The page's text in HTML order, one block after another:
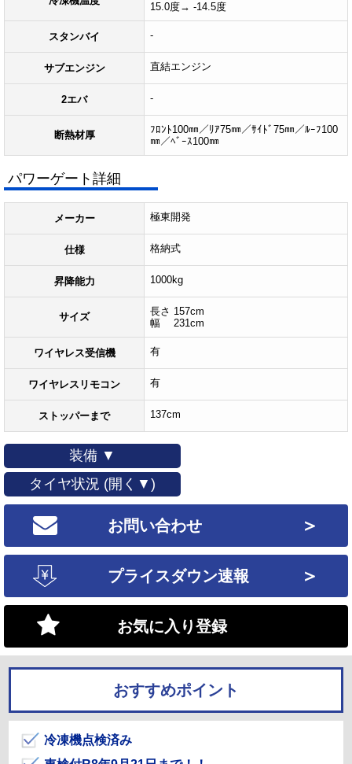
15.0度→ -14.5度
スタンバイ -
サブエンジン 直結エンジン
2エバ -
断熱材厚
ﾌﾛﾝﾄ100㎜／ﾘｱ75㎜／ｻｲﾄﾞ75㎜／ﾙｰﾌ100
㎜／ﾍﾞｰｽ100㎜
パワーゲート詳細
メーカー 極東開発
仕様 格納式
昇降能力 1000kg
サイズ
長さ 157cm
幅 231cm
ワイヤレス受信機 有
ワイヤレスリモコン 有
ストッパーまで 137cm
装備 ▼
タイヤ状況 (開く▼)
お問い合わせ ＞
プライスダウン速報 ＞
お気に入り登録
おすすめポイント
冷凍機点検済み